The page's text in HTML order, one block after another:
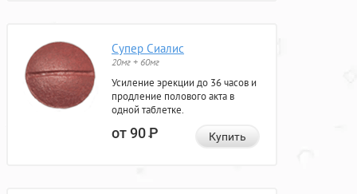
Супер Сиалис
20мг + 60мг
Усиление эрекции до 36 часов и
продление полового акта в
одной таблетке.
от 90Р Купить